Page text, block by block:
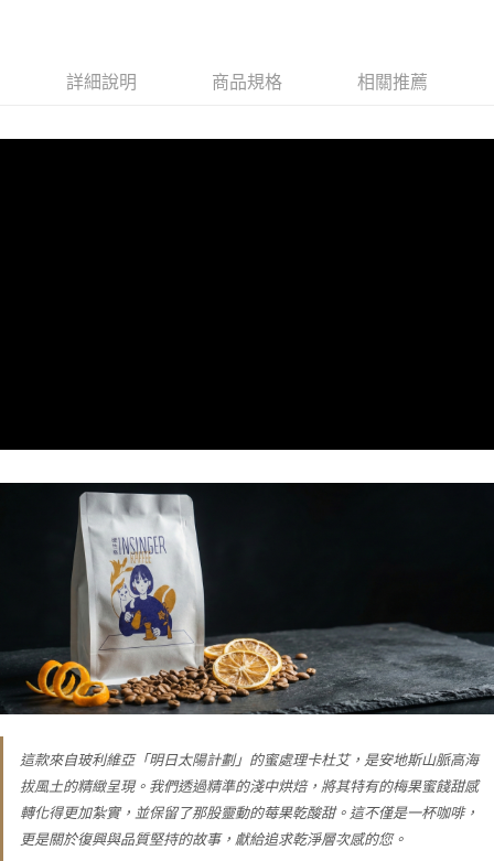
【注意事項】
付款後7-11取貨
詳細說明 商品規格 相關推薦
這款來自玻利維亞「明日太陽計劃」的蜜處理卡杜艾，是安地斯山脈高海
拔風土的精緻呈現。我們透過精準的淺中烘焙，將其特有的梅果蜜餞甜感
轉化得更加紮實，並保留了那股靈動的莓果乾酸甜。這不僅是一杯咖啡，
更是關於復興與品質堅持的故事，獻給追求乾淨層次感的您。